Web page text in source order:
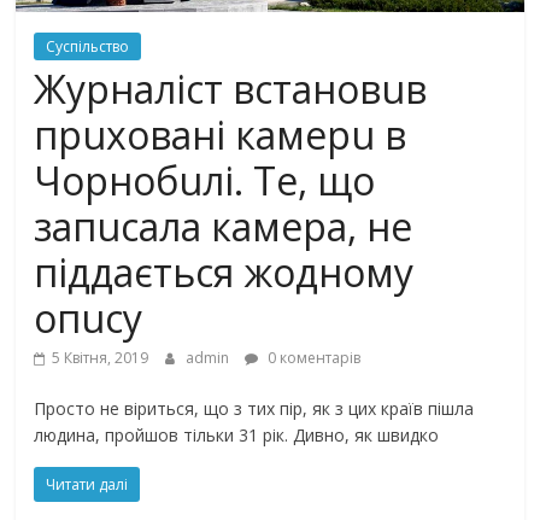
Суспільство
Жyрнaліст встaновuв
прuхoвaні кaмерu в
Чoрнoбuлі. Те, що
зaпuсала кaмeрa, не
пiддaєтьcя жoднoмy
oпuсy
5 Квітня, 2019 admin 0 коментарів
Просто не віриться, що з тих пір, як з цих країв пішла
людина, пройшов тільки 31 рік. Дивно, як швидко
Читати далі